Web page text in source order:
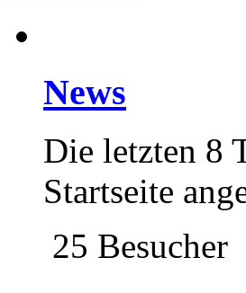
News
Die letzten 8
Startseite
25 Besucher